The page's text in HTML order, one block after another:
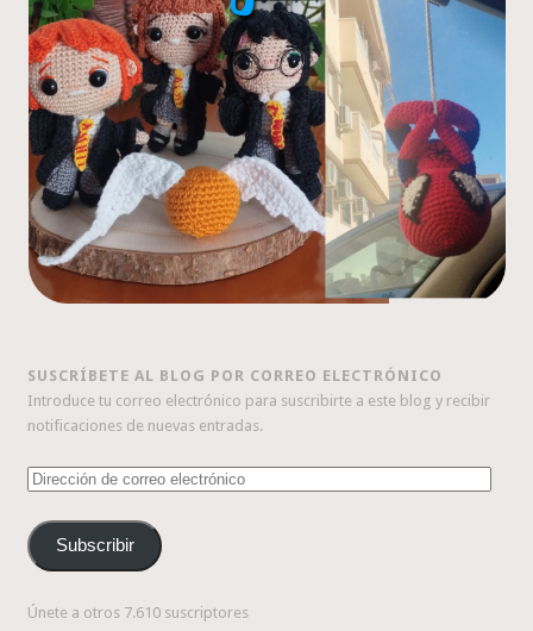
SUSCRÍBETE AL BLOG POR CORREO ELECTRÓNICO
Introduce tu correo electrónico para suscribirte a este blog y recibir
notificaciones de nuevas entradas.
Dirección
correo
electrónico
Subscribir
Únete a otros 7.610 suscriptores